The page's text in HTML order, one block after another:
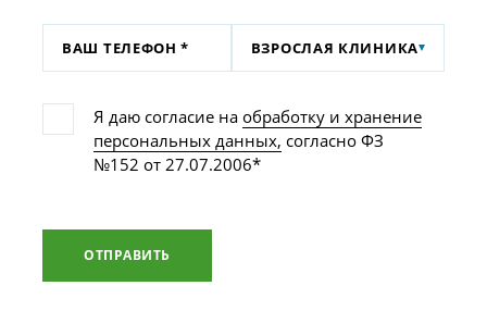
ВЗРОСЛАЯ КЛИНИКА
Я даю согласие на обработку и хранение
персональных данных, согласно ФЗ
№152 от 27.07.2006*
ОТПРАВИТЬ